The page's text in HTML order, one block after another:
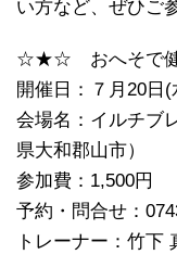
い方など、ぜひご
☆★☆ おへそで
開催日：７月20日
会場名：イルチブ
県大和郡山市）
参加費：1,500円
予約・問合せ：
トレーナー：竹下